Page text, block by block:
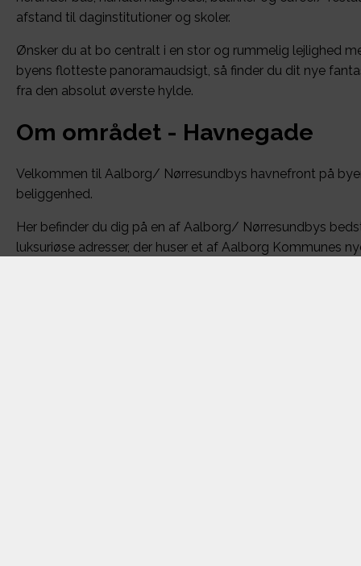
afstand til daginstitutioner og skoler.
Ønsker du at bo centralt i en stor og rummelig lejlighed
byens flotteste panoramaudsigt, så finder du dit nye
fra den absolut øverste hylde.
Om området - Havnegade
Velkommen til Aalborg/ Nørresundbys havnefront på
beliggenhed.
Her befinder du dig på en af Aalborg/ Nørresundbys
luksuriøse adresser, der huser et af Aalborg Kommunes